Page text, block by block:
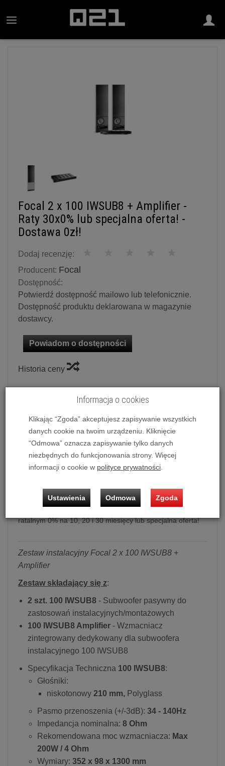
Focal 2 x 100 IWSUB8 + Amplifier -
Raty 30x0% lub specjalna oferta! -
Dostawa 0zł!
Dodaj recenzję:
Producent: Focal
Dostępność:
Potwierdź dostępność mailowo lub telefonicznie.
Dostępność produktu deklarowana w magazynie
dostawcy.
Powiadom o dostępności
Historia ceny
8 799,00 zł/ kpl.
dodaj do koszyka
Zestaw instalacyjny Focal 2 x 100 IWSUB8 + Amplifier
Możliwość zakupu produktu w bezpłatnym systemie
ratalnym 0% na 10, 20 i 30 miesięcy lub specjalna oferta!
Zestaw instalacyjny Focal 2 x 100 IWSUB8 +
Amplifier
Zestaw składający się z:
2 szt. 100 IWSUB8 - Subwoofer pasywny do
zastosowań instalacyjnych/montażowych
100 IWSUB8 Amplifier - Wzmacniacz
zintegrowany dedykowany dla subwoofera
instalacyjnego 100 IWSUB8
Specyfikacja Techniczna 100 IWSUB8:
Głośniki:
niskotonowy 210 mm, Polyglass
Pasmo przenoszenia (+/-3dB): 34 - 140Hz
Impedancja nominalna: 8 Ohm
Rekomendowana moc wzmacniacza: Max
200W / 4 Ohm
Wymiary: 352 x 98 x 1300 mm
Informacja o cookies
Klikając “Zgoda” akceptujesz zapisywanie wszystkich
danych cookie na twoim urządzeniu. Kliknięcie
“Odmowa” oznacza zapisywanie tylko danych
niezbędnych do funkcjonowania strony. Więcej
informacji o cookie w polityce prywatności
Ustawienia Odmowa Zgoda